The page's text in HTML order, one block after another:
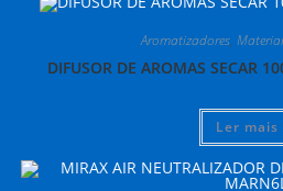
Aromatizadores,
DIFUSOR DE AROMAS SECAR
Ler mais